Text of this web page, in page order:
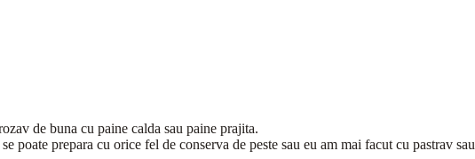
de buna cu paine calda sau paine prajita.
poate prepara cu orice fel de conserva de peste sau eu am mai facut cu pastrav sau